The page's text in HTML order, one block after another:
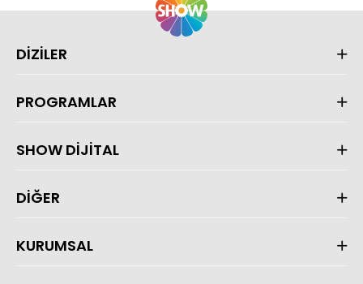
DİZİLER
PROGRAMLAR
SHOW DİJİTAL
DİĞER
KURUMSAL